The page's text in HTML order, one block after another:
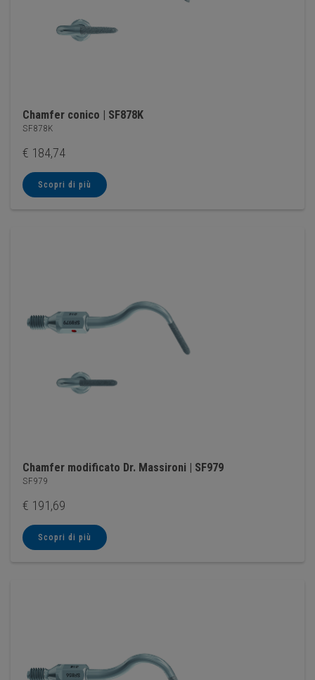
Chamfer conico | SF878K
SF878K
€ 184,74
Scopri di più
Chamfer modificato Dr. Massironi | SF979
SF979
€ 191,69
Scopri di più